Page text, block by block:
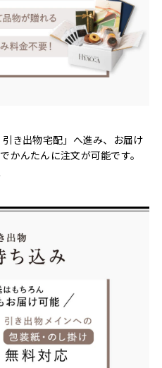
き出物宅配」へ進み、お届け
かんたんに注文が可能です。